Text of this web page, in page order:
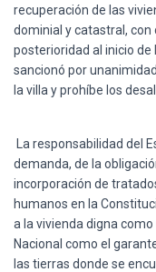
recuperación de las
dominial y catastral, con
posterioridad al inicio
sancionó por
la villa y prohíbe los
La responsabilidad del
demanda, de la
incorporación de
humanos en la
a la vivienda digna
Nacional como el
las tierras donde se